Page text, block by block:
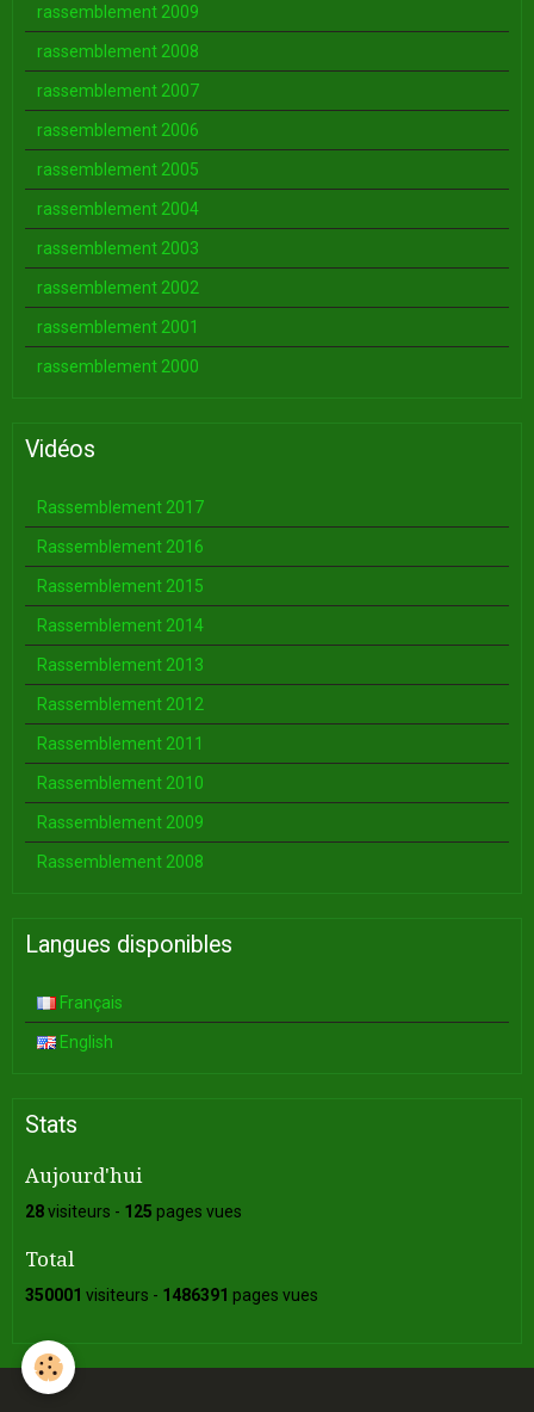
rassemblement 2009
rassemblement 2008
rassemblement 2007
rassemblement 2006
rassemblement 2005
rassemblement 2004
rassemblement 2003
rassemblement 2002
rassemblement 2001
rassemblement 2000
Vidéos
Rassemblement 2017
Rassemblement 2016
Rassemblement 2015
Rassemblement 2014
Rassemblement 2013
Rassemblement 2012
Rassemblement 2011
Rassemblement 2010
Rassemblement 2009
Rassemblement 2008
Langues disponibles
Français
English
Stats
Aujourd'hui
28visiteurs - 125 pages vues
Total
350001 visiteurs - 1486391 pages vues